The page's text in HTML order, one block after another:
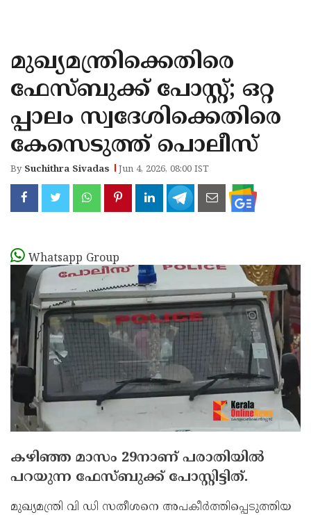
KANNUR
KASARAGOD
മുഖ്യമന്ത്രിക്കെതിരെ
ഫേസ്ബുക്ക് പോസ്റ്റ്; ഒറ്റ
പ്പാലം സ്വദേശിക്കെതിരെ
കേസെടുത്ത് പൊലീസ്
By Suchithra Sivadas Jun 4, 2026, 08:00 IST
Whatsapp Group
കഴിഞ്ഞ മാസം 29നാണ് പരാതിയില്‍
പറയുന്ന ഫേസ്ബുക്ക് പോസ്റ്റിട്ടിത്.
മുഖ്യമന്ത്രി വി ഡി സതീശനെ അപകീര്‍ത്തിപ്പെടുത്തിയ